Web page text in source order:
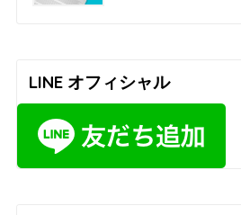
LINE オフィシャル